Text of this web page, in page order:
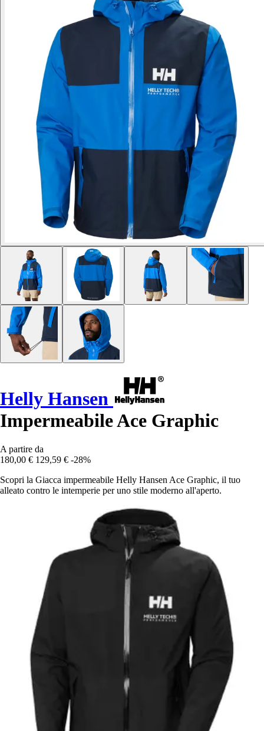
Helly Hansen
Impermeabile Ace Graphic
A partire da
180,00 € 129,59 € -28%
Scopri la Giacca impermeabile Helly Hansen Ace Graphic, il tuo
alleato contro le intemperie per uno stile moderno all'aperto.